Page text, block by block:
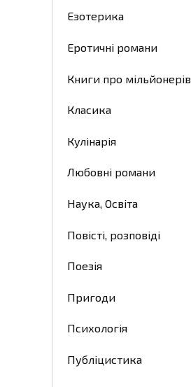
Езотерика
Еротичні романи
Книги про мільйонерів
Класика
Кулінарія
Любовні романи
Наука, Освіта
Повісті, розповіді
Поезія
Пригоди
Психологія
Публіцистика